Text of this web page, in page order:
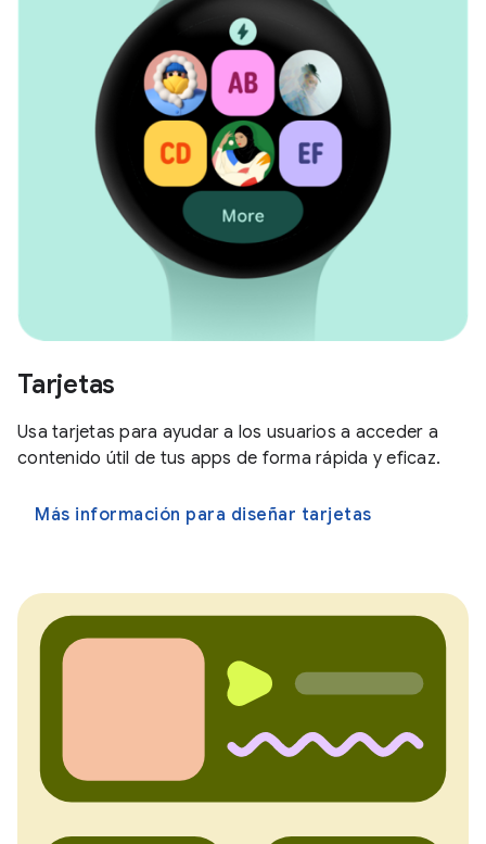
Tarjetas
Usa tarjetas para ayudar a los usuarios a acceder a
contenido útil de tus apps de forma rápida y eficaz.
Más información para diseñar tarjetas